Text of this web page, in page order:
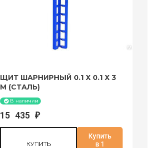
ЩИТ ШАРНИРНЫЙ 0.1 Х 0.1 Х 3
М (СТАЛЬ)
В наличии
15 435 ₽
КУПИТЬ
Купить
в 1